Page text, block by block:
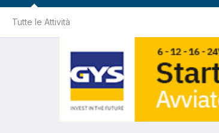
Tutte le Attività